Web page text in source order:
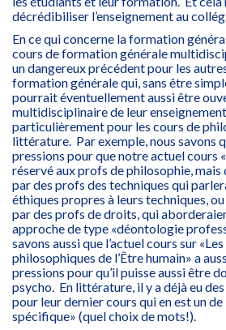
décrédibiliser l’enseignement au
En ce qui concerne la formation
cours de formation générale
un dangereux précédent pour les
formation générale qui, sans être
pourrait éventuellement aussi être
multidisciplinaire de leur
particulièrement pour les cours de
littérature. Par exemple, nous savons
pressions pour que notre actuel cours
réservé aux profs de philosophie, mais
par des profs des techniques qui
éthiques propres à leurs techniques,
par des profs de droits, qui
approche de type «déontologie
savons aussi que l’actuel cours sur
philosophiques de l’Être humain» a
pressions pour qu’il puisse aussi être
psycho. En littérature, il y a déjà eu
pour leur dernier cours qui en est un
spécifique» (quel choix de mots!).